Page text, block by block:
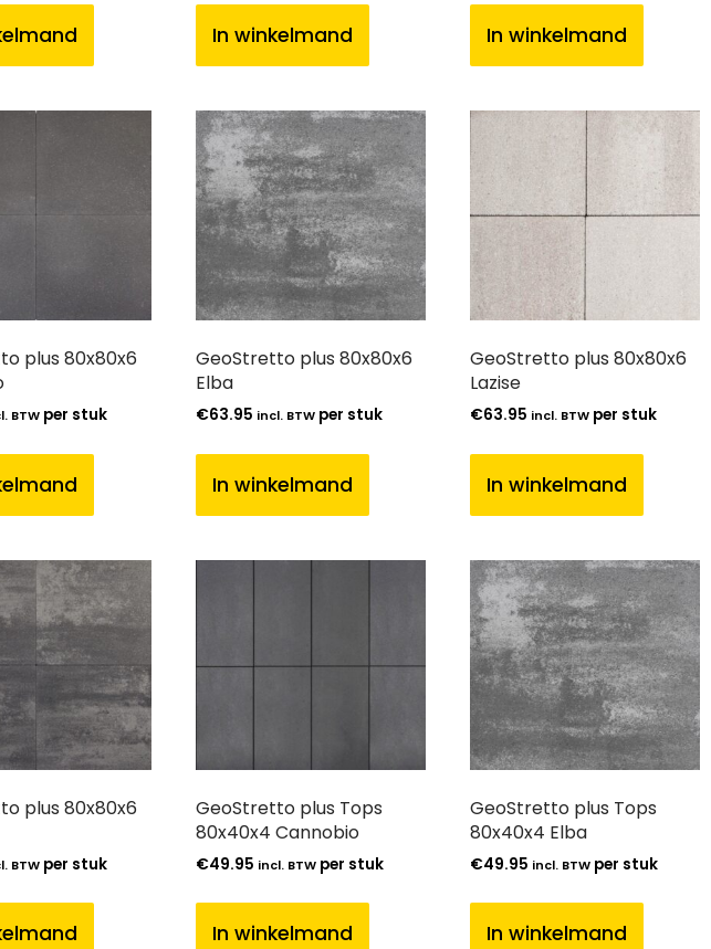
In winkelmand In winkelmand
plus 80x80x6
BTW per stuk
GeoStretto plus 80x80x6
Elba
€63.95 incl. BTW per stuk
In winkelmand
GeoStretto plus 80x80x6
Lazise
€63.95 incl. BTW per stuk
In winkelmand
plus 80x80x6
BTW per stuk
GeoStretto plus Tops
80x40x4 Cannobio
€49.95 incl. BTW per stuk
In winkelmand
GeoStretto plus Tops
80x40x4 Elba
€49.95 incl. BTW per stuk
In winkelmand